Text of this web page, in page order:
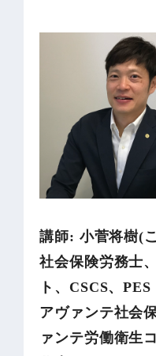
講師: 小菅将樹(
社会保険労務士
ト、CSCS、PES
アヴァンテ社会
ァンテ労働衛生